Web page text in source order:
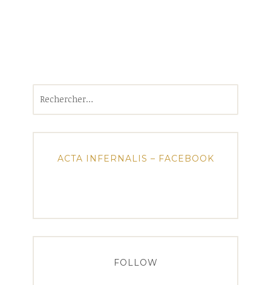
ACTA INFERNALIS – FACEBOOK
FOLLOW